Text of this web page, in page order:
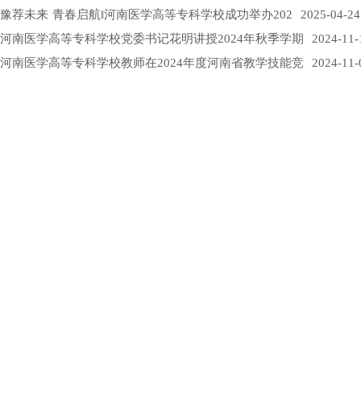
豫荐未来 青春启航‖河南医学高等专科学校成功举办202 2025-04-24
河南医学高等专科学校党委书记花明讲授2024年秋季学期
2024-11-
河南医学高等专科学校教师在2024年度河南省教学技能竞 2024-11-